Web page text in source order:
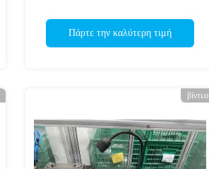
Πάρτε την καλύτερη τιμή
βίντεο